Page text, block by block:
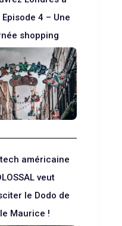
4 – Une
shopping
américaine
veut
le Dodo de
Maurice !